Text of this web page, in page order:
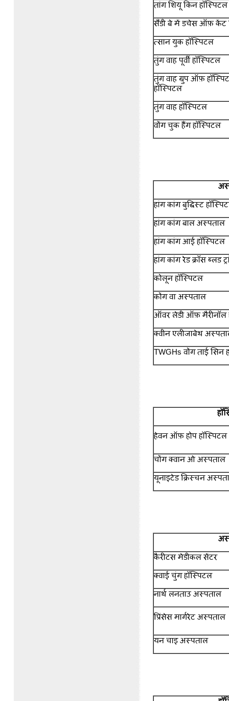
तांग शियू किन हॉस्पिटल
सैंडी बे में डचेस ऑफ़ केंट
त्सान युक हॉस्पिटल
तुंग वाह पूर्वी हॉस्पिटल
तुंग वाह ग्रुप ऑफ़
हॉस्पिटल
तुंग वाह हॉस्पिटल
वोंग चुक हैंग हॉस्पिटल
हांग कांग बुद्धिस्ट
हांग कांग बाल अस्पताल
हांग कांग आई हॉस्पिटल
हांग कांग रेड क्रॉस ब्लड
कोलून हॉस्पिटल
कोंग वा अस्पताल
ऑवर लेडी ऑफ़ मैरीनॉल
क्वीन एलीजाबेथ
TWGHs वोंग ताई सिन
हेवन ऑफ़ होप
चोंग क्वान ओ अस्पताल
यूनाइटेड क्रिस्चन
कैरीटस मेडीकल सेंटर
क्वाई चुंग हॉस्पिटल
नार्थ लनताउ अस्पताल
प्रिंसेस मार्गरेट अस्पताल
यन चाइ अस्पताल